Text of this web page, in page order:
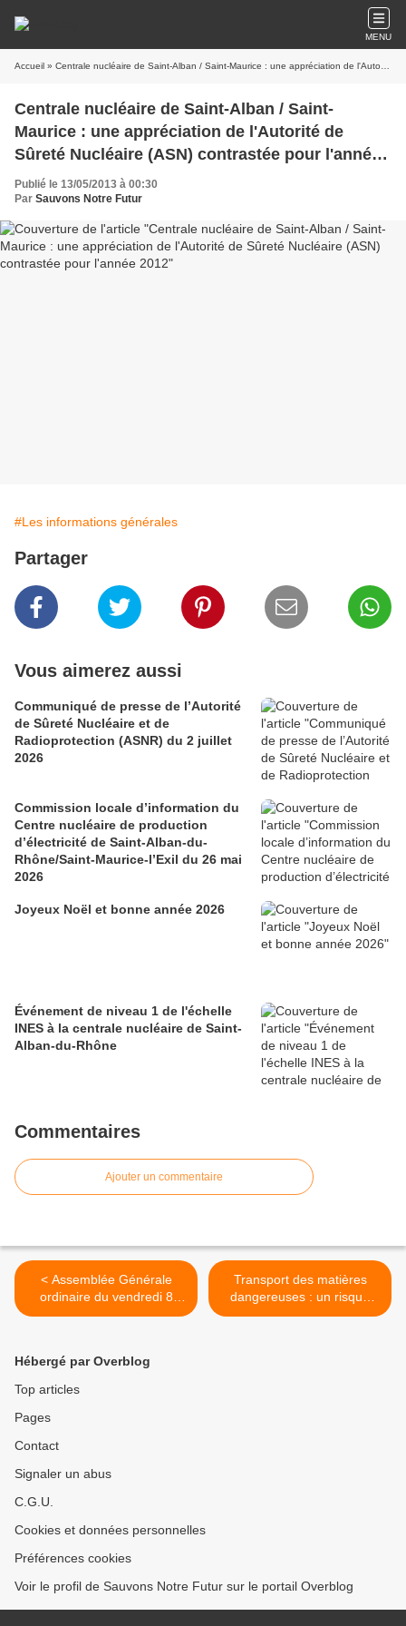
MENU
Accueil » Centrale nucléaire de Saint-Alban / Saint-Maurice : une appréciation de l'Autorité de Sûreté Nucléaire (ASN) contrastée pour l'année 2012
Centrale nucléaire de Saint-Alban / Saint-
Maurice : une appréciation de l'Autorité de
Sûreté Nucléaire (ASN) contrastée pour l'année
2012
Publié le 13/05/2013 à 00:30
Par Sauvons Notre Futur
#Les informations générales
Partager
Vous aimerez aussi
Communiqué de presse de l’Autorité
de Sûreté Nucléaire et de
Radioprotection (ASNR) du 2 juillet
2026
Commission locale d’information du
Centre nucléaire de production
d’électricité de Saint-Alban-du-
Rhône/Saint-Maurice-l’Exil du 26 mai
2026
Joyeux Noël et bonne année 2026
Événement de niveau 1 de l'échelle
INES à la centrale nucléaire de Saint-
Alban-du-Rhône
Commentaires
Ajouter un commentaire
< Assemblée Générale
ordinaire du vendredi 8
mars 2013
Transport des matières
dangereuses : un risque
trop souvent sous-estimé >
Hébergé par Overblog
Top articles
Pages
Contact
Signaler un abus
C.G.U.
Cookies et données personnelles
Préférences cookies
Voir le profil de Sauvons Notre Futur sur le portail Overblog